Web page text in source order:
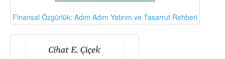
Finansal Özgürlük: Adım Adım Yatırım ve Tasarruf Rehberi